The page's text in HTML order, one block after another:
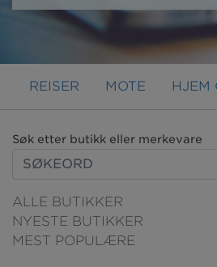
REISER MOTE HJEM
Søk etter butikk eller merkevare
ALLE BUTIKKER
NYESTE BUTIKKER
MEST POPULÆRE